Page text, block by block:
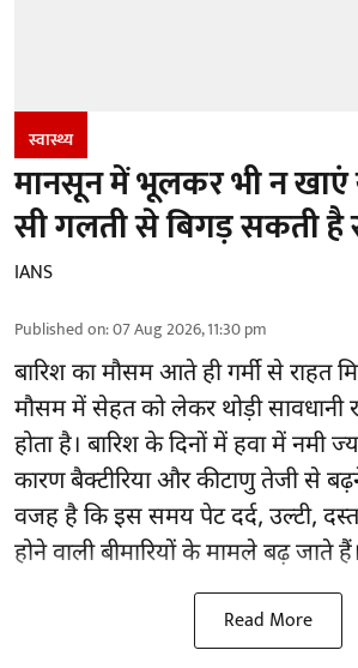
स्वास्थ्य
मानसून में भूलकर भी न खाएं
सी गलती से बिगड़ सकती
IANS
Published on:07 Aug 2026, 11:30 pm
बारिश का मौसम आते ही गर्मी से राहत
मौसम में सेहत को लेकर थोड़ी सावधानी
होता है। बारिश के दिनों में हवा में नमी
कारण बैक्टीरिया और कीटाणु तेजी से
वजह है कि इस समय पेट दर्द, उल्टी,
होने वाली बीमारियों के मामले बढ़ जाते हैं।
Read More